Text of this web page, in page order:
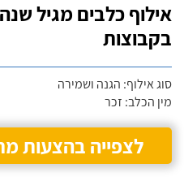
אילוף כלבים מגיל
בקבוצות
סוג אילוף: הגנה ושמירה
מין הכלב: זכר
לצפייה בהצעות